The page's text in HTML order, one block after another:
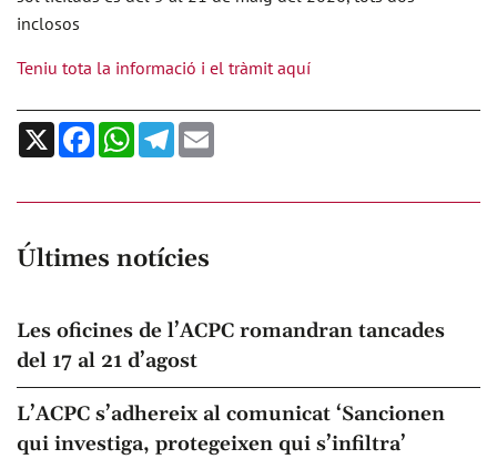
inclosos
Teniu tota la informació i el tràmit aquí
X FacebookWhatsApp
Telegram
Últimes notícies
Les oficines de l’ACPC romandran tancades
del 17 al 21 d’agost
L’ACPC s’adhereix al comunicat ‘Sancionen
qui investiga, protegeixen qui s’infiltra’